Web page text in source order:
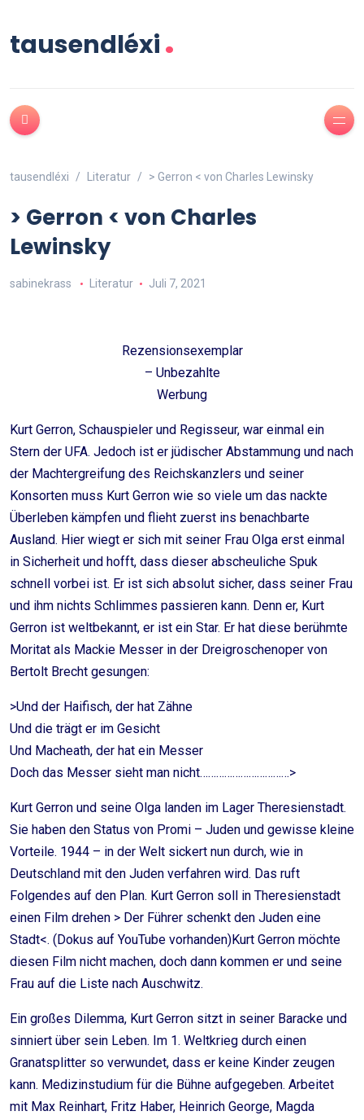
tausendléxi.
tausendléxi Literatur > Gerron < von Charles Lewinsky
> Gerron < von Charles
Lewinsky
sabinekrass Literatur Juli 7, 2021
Rezensionsexemplar
– Unbezahlte
Werbung
Kurt Gerron, Schauspieler und Regisseur, war einmal ein
Stern der UFA. Jedoch ist er jüdischer Abstammung und nach
der Machtergreifung des Reichskanzlers und seiner
Konsorten muss Kurt Gerron wie so viele um das nackte
Überleben kämpfen und flieht zuerst ins benachbarte
Ausland. Hier wiegt er sich mit seiner Frau Olga erst einmal
in Sicherheit und hofft, dass dieser abscheuliche Spuk
schnell vorbei ist. Er ist sich absolut sicher, dass seiner Frau
und ihm nichts Schlimmes passieren kann. Denn er, Kurt
Gerron ist weltbekannt, er ist ein Star. Er hat diese berühmte
Moritat als Mackie Messer in der Dreigroschenoper von
Bertolt Brecht gesungen:
>Und der Haifisch, der hat Zähne
Und die trägt er im Gesicht
Und Macheath, der hat ein Messer
Doch das Messer sieht man nicht……………………………>
Kurt Gerron und seine Olga landen im Lager Theresienstadt.
Sie haben den Status von Promi – Juden und gewisse kleine
Vorteile. 1944 – in der Welt sickert nun durch, wie in
Deutschland mit den Juden verfahren wird. Das ruft
Folgendes auf den Plan. Kurt Gerron soll in Theresienstadt
einen Film drehen > Der Führer schenkt den Juden eine
Stadt<. (Dokus auf YouTube vorhanden)Kurt Gerron möchte
diesen Film nicht machen, doch dann kommen er und seine
Frau auf die Liste nach Auschwitz.
Ein großes Dilemma, Kurt Gerron sitzt in seiner Baracke und
sinniert über sein Leben. Im 1. Weltkrieg durch einen
Granatsplitter so verwundet, dass er keine Kinder zeugen
kann. Medizinstudium für die Bühne aufgegeben. Arbeitet
mit Max Reinhart, Fritz Haber, Heinrich George, Magda